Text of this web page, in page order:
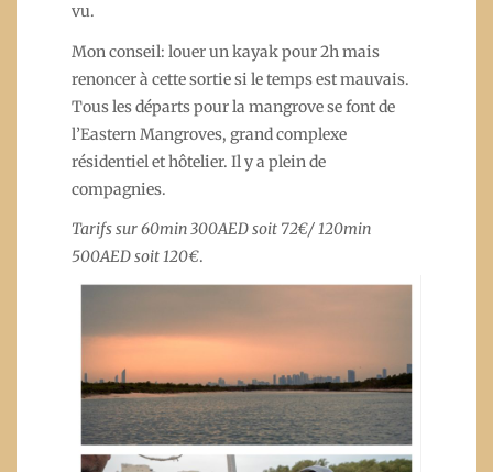
vu.
Mon conseil: louer un kayak pour 2h mais
renoncer à cette sortie si le temps est mauvais.
Tous les départs pour la mangrove se font de
l’Eastern Mangroves, grand complexe
résidentiel et hôtelier. Il y a plein de
compagnies.
Tarifs sur 60min 300AED soit 72€/ 120min
500AED soit 120€.